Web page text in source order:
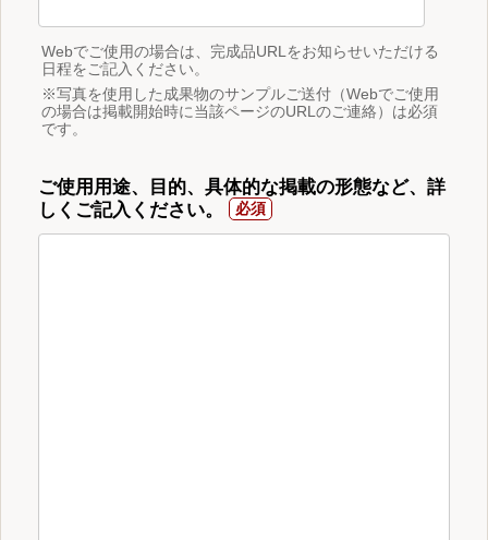
Webでご使用の場合は、完成品URLをお知らせいただける
日程をご記入ください。
※写真を使用した成果物のサンプルご送付（Webでご使用
の場合は掲載開始時に当該ページのURLのご連絡）は必須
です。
ご使用用途、目的、具体的な掲載の形態など、詳
しくご記入ください。